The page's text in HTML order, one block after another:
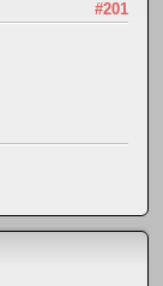
#201